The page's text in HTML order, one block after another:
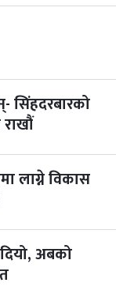
सिंहदरबारको
लाग्ने विकास
अबको